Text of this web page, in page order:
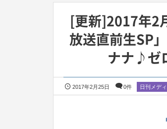
[更新]2017年2
放送直前生SP
ナナ♪ゼ
2017年2月25日 0件 日刊メデ